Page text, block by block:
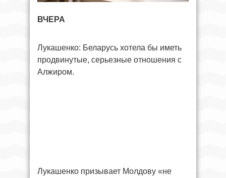
ВЧЕРА
Лукашенко: Беларусь хотела бы иметь
продвинутые, серьезные отношения с
Алжиром.
Лукашенко призывает Молдову «не